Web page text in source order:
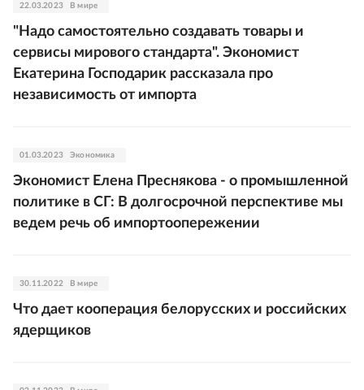
22.03.2023 В мире
"Надо самостоятельно создавать товары и
сервисы мирового стандарта". Экономист
Екатерина Господарик рассказала про
независимость от импорта
01.03.2023 Экономика
Экономист Елена Преснякова - о промышленной
политике в СГ: В долгосрочной перспективе мы
ведем речь об импортоопережении
30.11.2022 В мире
Что дает кооперация белорусских и российских
ядерщиков